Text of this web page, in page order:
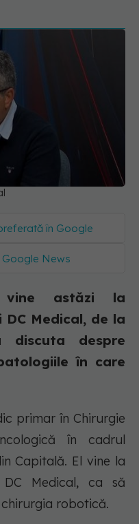
în Google
Google News
vine astăzi la
Medical, de la
discuta despre
în care
primar în Chirurgie
în cadrul
Capitală. El vine la
Medical, ca să
robotică.